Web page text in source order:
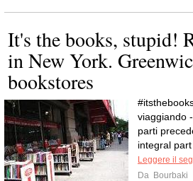
It's the books, stupid!
in New York.
bookstores
viaggiando
parti
integral part
Leggere il
Da Bourbaki